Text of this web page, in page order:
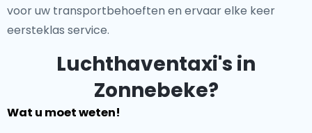
voor uw transportbehoeften en ervaar elke keer
eersteklas service.
Luchthaventaxi's in
Zonnebeke?
Wat u moet weten!